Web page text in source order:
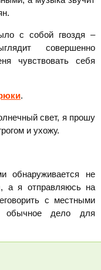
с собой гвоздя –
совершенно
чувствовать себя
.
свет, я прошу
и ухожу.
обнаруживается не
а я отправляюсь на
с местными
обычное дело для